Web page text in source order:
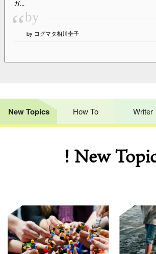
ガ...
“by
by ヨグマタ相川圭子
New Topics How To Writer
! New